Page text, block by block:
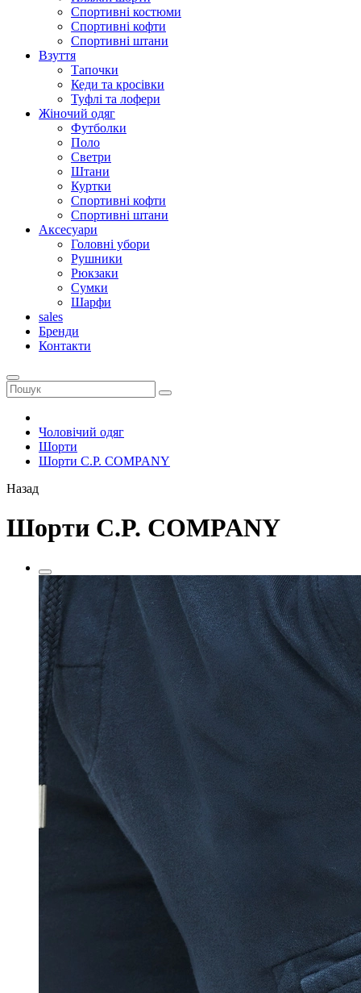
Спортивні костюми
Спортивні кофти
Спортивні штани
Взуття
Тапочки
Кеди та кросівки
Туфлі та лофери
Жіночий одяг
Футболки
Поло
Светри
Штани
Куртки
Cпортивні кофти
Спортивні штани
Аксесуари
Головні убори
Рушники
Рюкзаки
Сумки
Шарфи
sales
Бренди
Контакти
Чоловічий одяг
Шорти
Шорти C.P. COMPANY
Назад
Шорти C.P. COMPANY